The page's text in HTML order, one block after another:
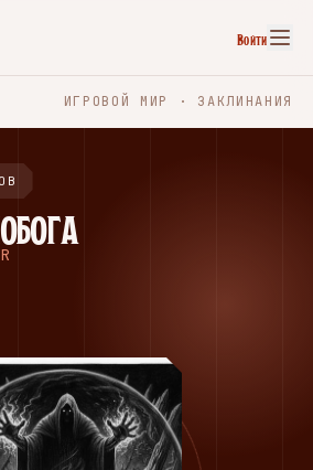
Войти
ИГРОВОЙ МИР · ЗАКЛИНАНИЯ